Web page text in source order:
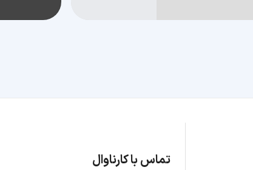
تماس با کارناوال